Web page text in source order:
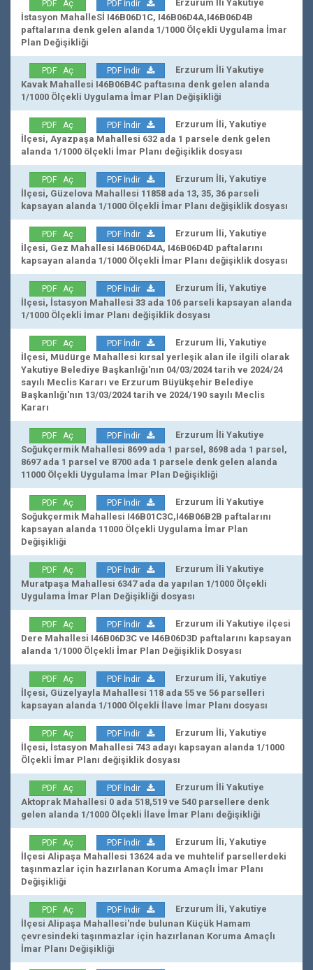
PDF Aç PDF İndir
Erzurum İli Yakutiye
İstasyon MahalleSİ I46B06D1C, I46B06D4A,I46B06D4B
paftalarına denk gelen alanda 1/1000 Ölçekli Uygulama İmar
Plan Değişikliği
PDF Aç PDF İndir
Erzurum İli Yakutiye
Kavak Mahallesi I46B06B4C paftasına denk gelen alanda
1/1000 Ölçekli Uygulama İmar Plan Değişikliği
PDF Aç PDF İndir
Erzurum İli, Yakutiye
İlçesi, Ayazpaşa Mahallesi 632 ada 1 parsele denk gelen
alanda 1/1000 ölçekli İmar Planı değişiklik dosyası
PDF Aç PDF İndir
Erzurum İli, Yakutiye
İlçesi, Güzelova Mahallesi 11858 ada 13, 35, 36 parseli
kapsayan alanda 1/1000 Ölçekli İmar Planı değişiklik dosyası
PDF Aç PDF İndir
Erzurum İli, Yakutiye
İlçesi, Gez Mahallesi I46B06D4A, I46B06D4D paftalarını
kapsayan alanda 1/1000 Ölçekli İmar Planı değişiklik dosyası
PDF Aç PDF İndir
Erzurum İli, Yakutiye
İlçesi, İstasyon Mahallesi 33 ada 106 parseli kapsayan alanda
1/1000 Ölçekli İmar Planı değişiklik dosyası
PDF Aç PDF İndir
Erzurum İli, Yakutiye
İlçesi, Müdürge Mahallesi kırsal yerleşik alan ile ilgili olarak
Yakutiye Belediye Başkanlığı'nın 04/03/2024 tarih ve 2024/24
sayılı Meclis Kararı ve Erzurum Büyükşehir Belediye
Başkanlığı'nın 13/03/2024 tarih ve 2024/190 sayılı Meclis
Kararı
PDF Aç PDF İndir
Erzurum İli Yakutiye
Soğukçermik Mahallesi 8699 ada 1 parsel, 8698 ada 1 parsel,
8697 ada 1 parsel ve 8700 ada 1 parsele denk gelen alanda
11000 Ölçekli Uygulama İmar Plan Değişikliği
PDF Aç PDF İndir
Erzurum İli Yakutiye
Soğukçermik Mahallesi I46B01C3C,I46B06B2B paftalarını
kapsayan alanda 11000 Ölçekli Uygulama İmar Plan
Değişikliği
PDF Aç PDF İndir
Erzurum İli Yakutiye
Muratpaşa Mahallesi 6347 ada da yapılan 1/1000 Ölçekli
Uygulama İmar Plan Değişikliği dosyası
PDF Aç PDF İndir
Erzurum ili Yakutiye ilçesi
Dere Mahallesi I46B06D3C ve I46B06D3D paftalarını kapsayan
alanda 1/1000 Ölçekli İmar Plan Değişiklik Dosyası
PDF Aç PDF İndir
Erzurum İli, Yakutiye
İlçesi, Güzelyayla Mahallesi 118 ada 55 ve 56 parselleri
kapsayan alanda 1/1000 Ölçekli İlave İmar Planı dosyası
PDF Aç PDF İndir
Erzurum İli, Yakutiye
İlçesi, İstasyon Mahallesi 743 adayı kapsayan alanda 1/1000
Ölçekli İmar Planı değişiklik dosyası
PDF Aç PDF İndir
Erzurum İli Yakutiye
Aktoprak Mahallesi 0 ada 518,519 ve 540 parsellere denk
gelen alanda 1/1000 Ölçekli İlave İmar Planı değişikliği
PDF Aç PDF İndir
Erzurum İli, Yakutiye
İlçesi Alipaşa Mahallesi 13624 ada ve muhtelif parsellerdeki
taşınmazlar için hazırlanan Koruma Amaçlı İmar Planı
Değişikliği
PDF Aç PDF İndir
Erzurum İli, Yakutiye
İlçesi Alipaşa Mahallesi'nde bulunan Küçük Hamam
çevresindeki taşınmazlar için hazırlanan Koruma Amaçlı
İmar Planı Değişikliği